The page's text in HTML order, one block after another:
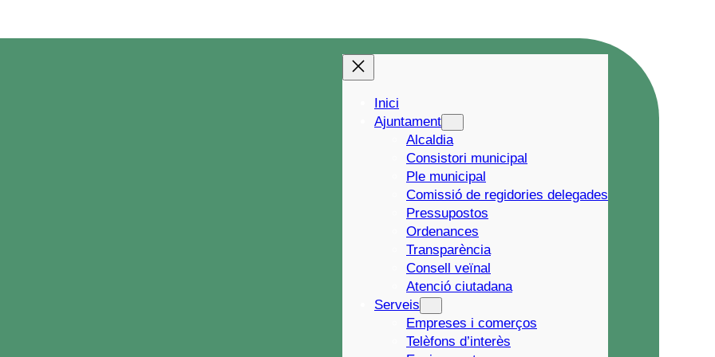
Inici
Ajuntament
Alcaldia
Consistori municipal
Ple municipal
Comissió de regidories delegades
Pressupostos
Ordenances
Transparència
Consell veïnal
Atenció ciutadana
Serveis
Empreses i comerços
Telèfons d’interès